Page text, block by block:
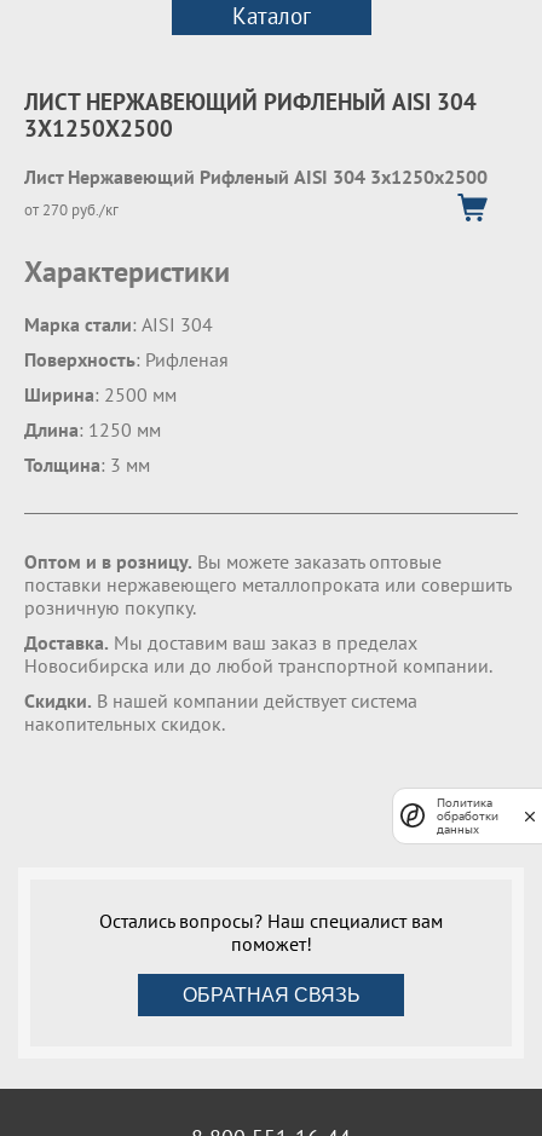
Каталог
ЛИСТ НЕРЖАВЕЮЩИЙ РИФЛЕНЫЙ AISI 304
3Х1250Х2500
Лист Нержавеющий Рифленый AISI 304 3х1250х2500
от 270 руб./кг
Характеристики
Марка стали: AISI 304
Поверхность: Рифленая
Ширина: 2500 мм
Длина: 1250 мм
Толщина: 3 мм
Оптом и в розницу. Вы можете заказать оптовые
поставки нержавеющего металлопроката или совершить
розничную покупку.
Доставка. Мы доставим ваш заказ в пределах
Новосибирска или до любой транспортной компании.
Скидки. В нашей компании действует система
накопительных скидок.
Остались вопросы? Наш специалист вам
поможет!
ОБРАТНАЯ СВЯЗЬ
Политика
обработки
данных